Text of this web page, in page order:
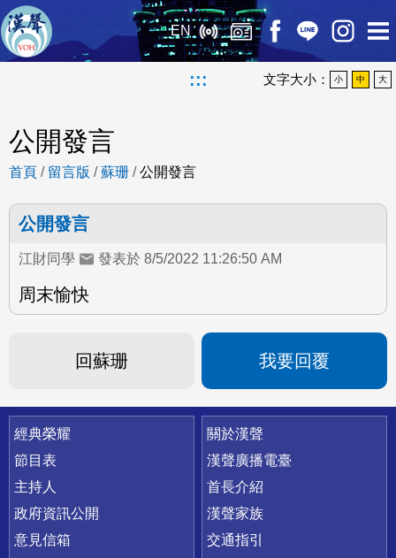
EN
::: 文字大小： 小 中 大
公開發言
首頁 / 留言版 /蘇珊 /公開發言
公開發言
江財同學 發表於 8/5/2022 11:26:50 AM
周末愉快
回蘇珊 我要回覆
快速連結
經典榮耀
節目表
主持人
政府資訊公開
意見信箱
關於漢聲
漢聲廣播電臺
首長介紹
漢聲家族
交通指引